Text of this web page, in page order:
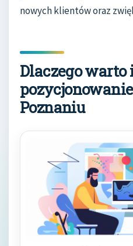
nowych klientów oraz
Dlaczego
Poznaniu